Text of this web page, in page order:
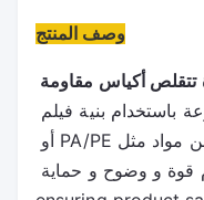
وصف المنتج